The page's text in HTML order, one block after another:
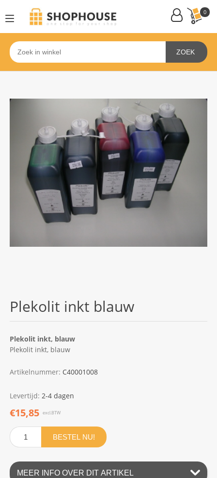
0
ZOEK
Plekolit inkt blauw
Plekolit inkt, blauw
Plekolit inkt, blauw
Artikelnummer: C40001008
Levertijd: 2-4 dagen
€15,85 excl.BTW
BESTEL NU!
MEER INFO OVER DIT ARTIKEL